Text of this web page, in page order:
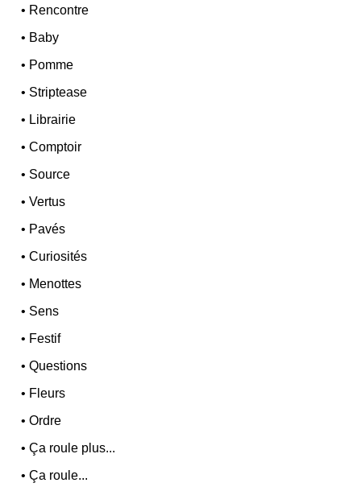
• Rencontre
• Baby
• Pomme
• Striptease
• Librairie
•Comptoir
• Source
•Vertus
• Pavés
•Curiosités
• Menottes
• Sens
• Festif
•Questions
• Fleurs
•Ordre
•Ça roule plus...
•Ça roule...